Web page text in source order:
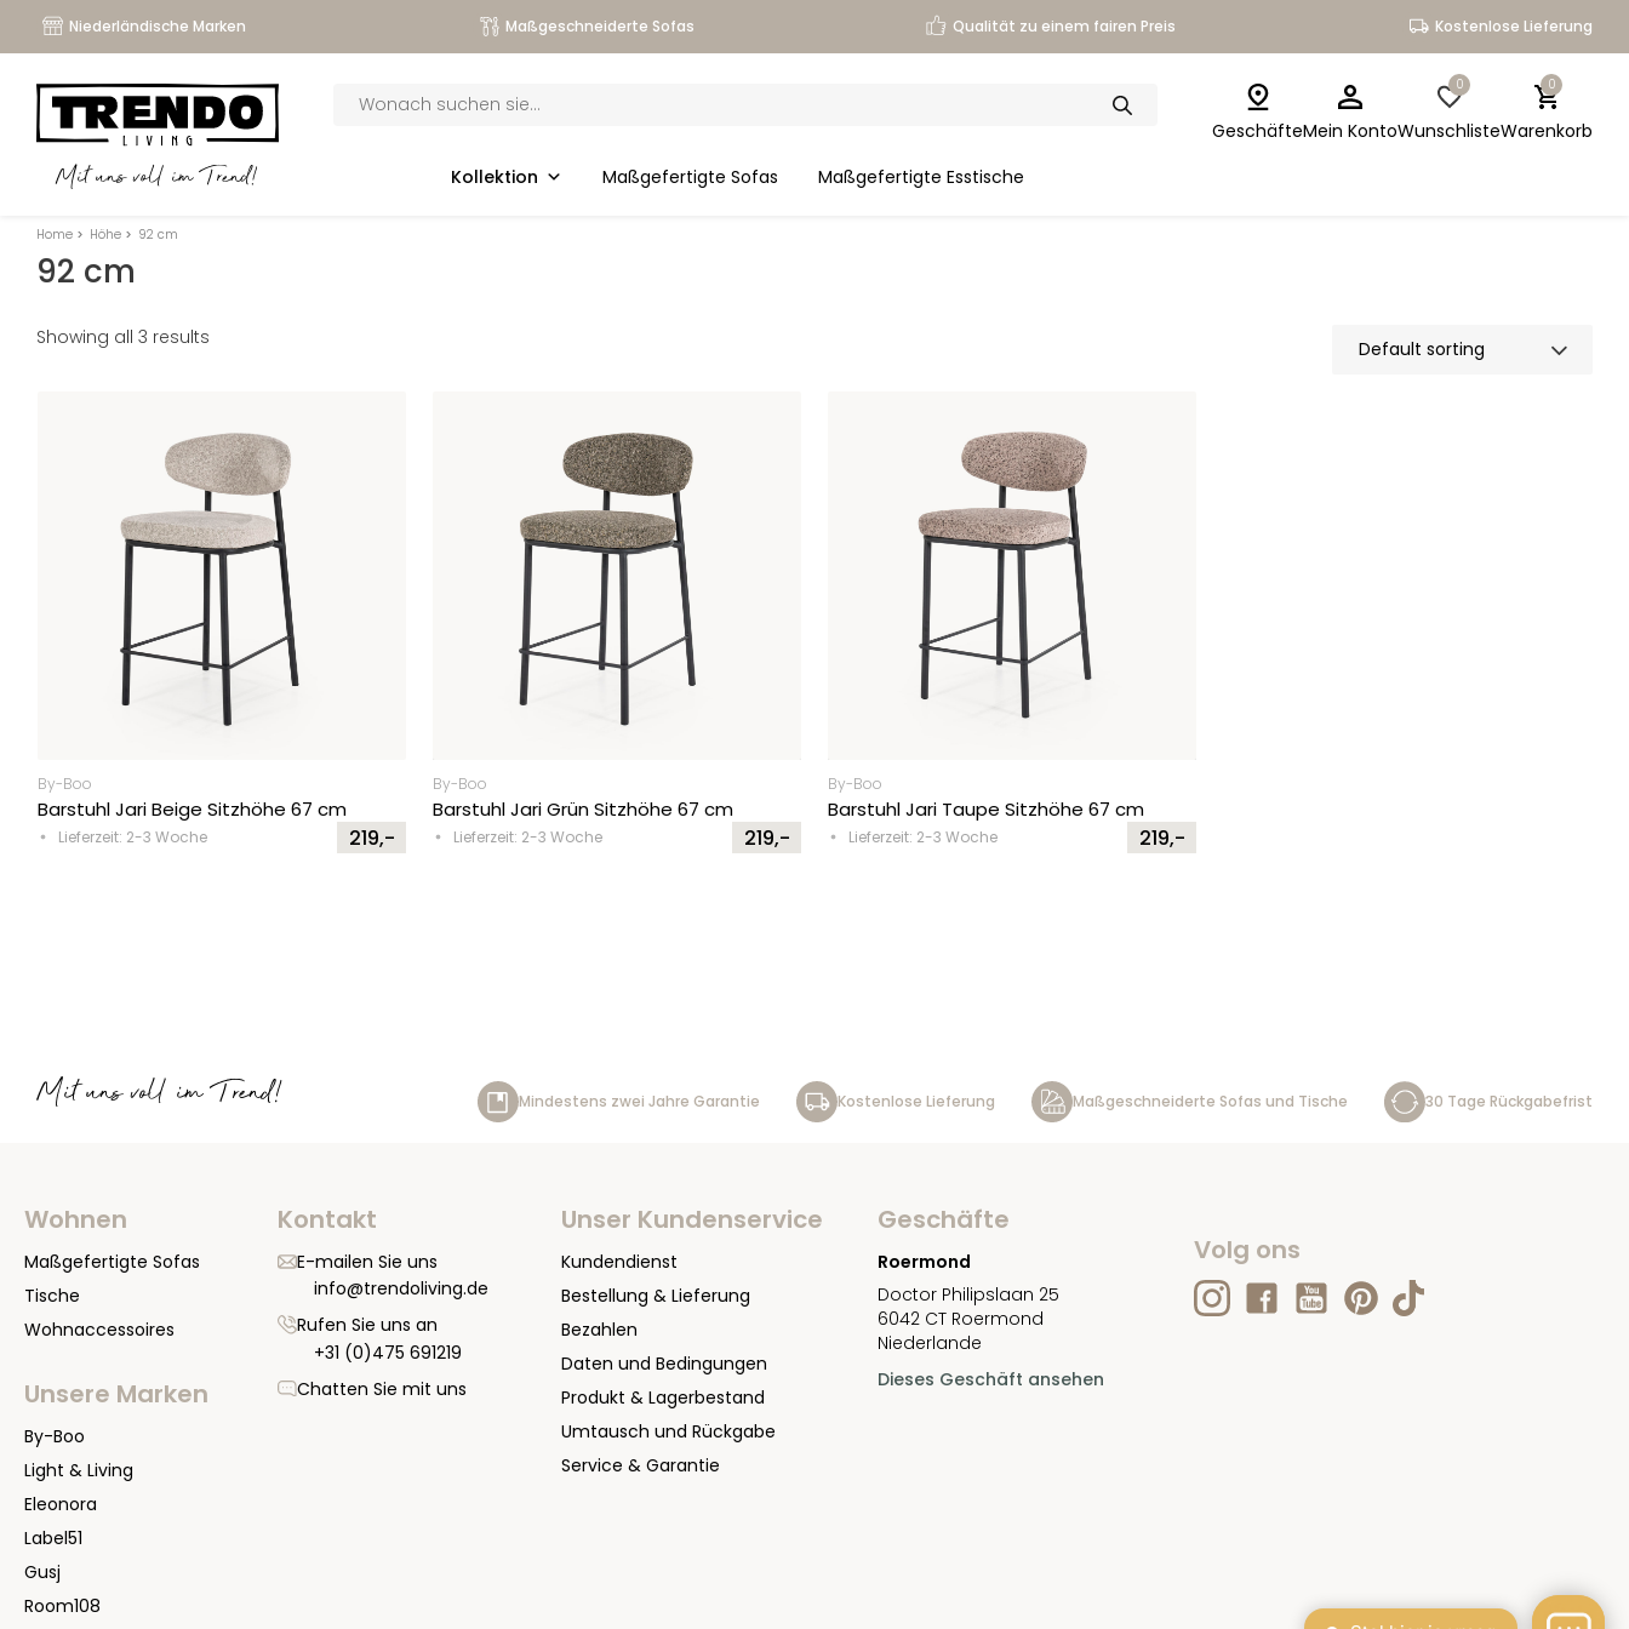
Niederländische Marken Maßgeschneiderte Sofas Qualität zu einem fairen Preis Kostenlose Lieferung
Mit uns voll im Trend!
search
Kollektion Maßgefertigte Sofas Maßgefertigte Esstische
GeschäfteMein Konto
0
Wunschliste
0
Warenkorb
Home > Höhe > 92 cm
92 cm
Showing all 3 results
By-Boo
Barstuhl Jari Beige Sitzhöhe 67 cm
Lieferzeit: 2-3 Woche 219,-
By-Boo
Barstuhl Jari Grün Sitzhöhe 67 cm
Lieferzeit: 2-3 Woche 219,-
By-Boo
Barstuhl Jari Taupe Sitzhöhe 67 cm
Lieferzeit: 2-3 Woche 219,-
Mit uns voll im Trend! Mindestens zwei Jahre Garantie Kostenlose Lieferung Maßgeschneiderte Sofas und Tische 30 Tage Rückgabefrist
Wohnen
Maßgefertigte Sofas
Tische
Wohnaccessoires
Unsere Marken
By-Boo
Light & Living
Eleonora
Label51
Gusj
Room108
Kontakt
E-mailen Sie uns
info@trendoliving.de
Rufen Sie uns an
+31 (0)475 691219
Chatten Sie mit uns
Unser Kundenservice
Kundendienst
Bestellung & Lieferung
Bezahlen
Daten und Bedingungen
Produkt & Lagerbestand
Umtausch und Rückgabe
Service & Garantie
Geschäfte
Roermond
Doctor Philipslaan 25
6042 CT Roermond
Niederlande
Dieses Geschäft ansehen
Volg ons